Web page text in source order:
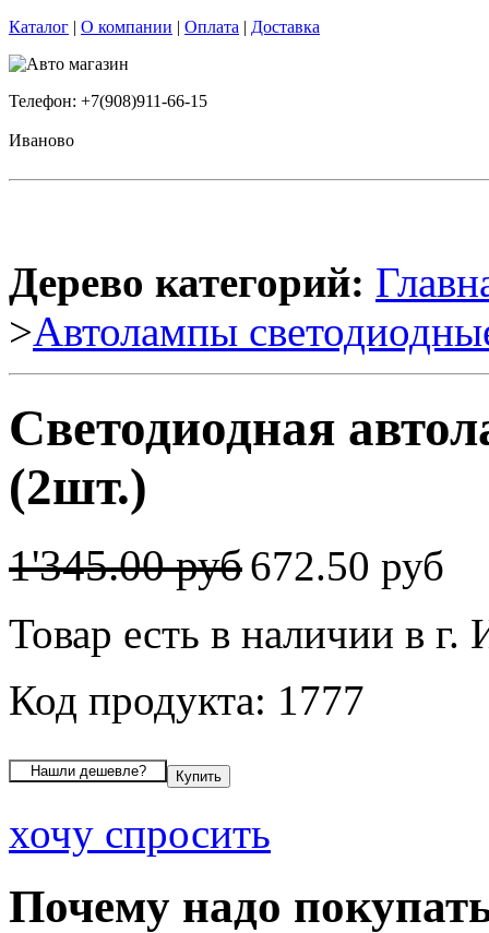
Каталог | О компании | Оплата | Доставка
Телефон: +7(908)911-66-15
Иваново
Дерево категорий:
>Автолампы
Светодиодная
(2шт.)
1'345.00 руб672.50 руб
Товар есть в наличии в г.
Код продукта: 1777
хочу спросить
Почему надо